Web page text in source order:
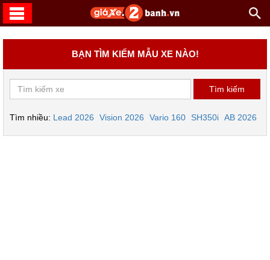
BẠN TÌM KIẾM MẪU XE NÀO!
Tìm nhiều: Lead 2026 Vision 2026 Vario 160 SH350i AB 2026